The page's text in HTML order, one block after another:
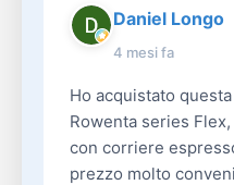
Daniel Longo
4 mesi fa
Ho acquistato
Rowenta series
con corriere
prezzo molto